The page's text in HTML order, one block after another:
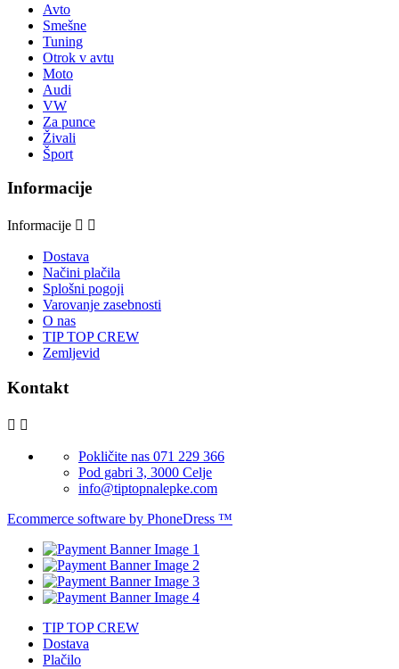
Avto
Smešne
Tuning
Otrok v avtu
Moto
Audi
VW
Za punce
Živali
Šport
Informacije
Informacije  
Dostava
Načini plačila
Splošni pogoji
Varovanje zasebnosti
O nas
TIP TOP CREW
Zemljevid
Kontakt
 
Pokličite nas 071 229 366
Pod gabri 3, 3000 Celje
info@tiptopnalepke.com
Ecommerce software by PhoneDress ™
TIP TOP CREW
Dostava
Plačilo